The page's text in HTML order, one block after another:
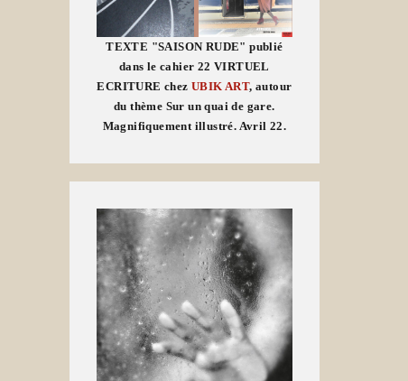
TEXTE "SAISON RUDE" publié
dans le cahier 22 VIRTUEL
ECRITURE chez UBIK ART, autour
du thème Sur un quai de gare.
Magnifiquement illustré. Avril 22.